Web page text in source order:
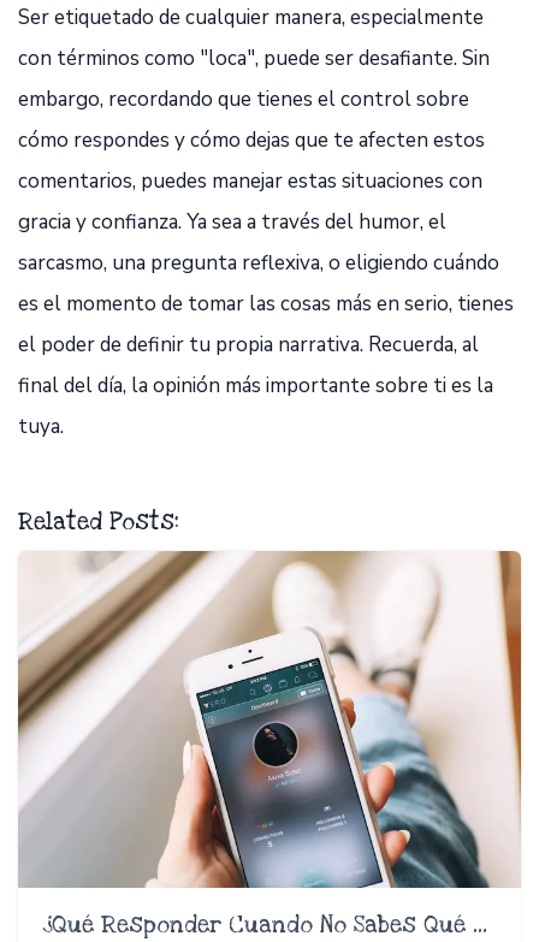
Ser etiquetado de cualquier manera, especialmente
con términos como "loca", puede ser desafiante. Sin
embargo, recordando que tienes el control sobre
cómo respondes y cómo dejas que te afecten estos
comentarios, puedes manejar estas situaciones con
gracia y confianza. Ya sea a través del humor, el
sarcasmo, una pregunta reflexiva, o eligiendo cuándo
es el momento de tomar las cosas más en serio, tienes
el poder de definir tu propia narrativa. Recuerda, al
final del día, la opinión más importante sobre ti es la
tuya.
Related Posts:
¿Qué Responder Cuando No Sabes Qué Responder?